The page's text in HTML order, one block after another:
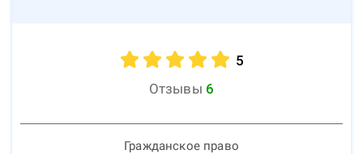
5
Отзывы 6
Гражданское право